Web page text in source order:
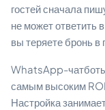
гостей сначала
не может ответить
вы теряете бронь в
WhatsApp-чатботы
самым высоким ROI
Настройка